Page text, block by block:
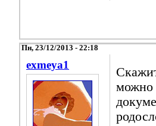
Пн, 23/12/2013 - 22:18
exmeya1
можно